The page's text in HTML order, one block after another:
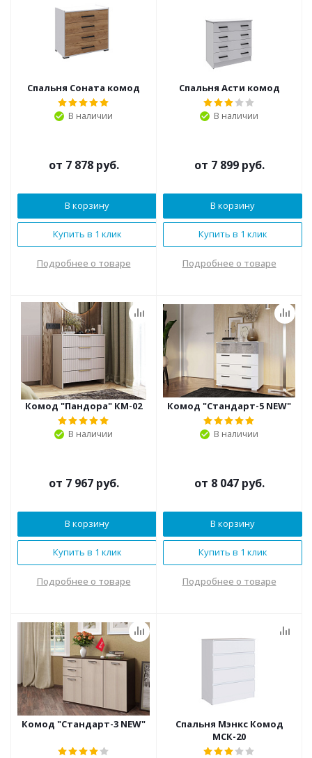
Спальня Соната комод
В наличии
от 7 878 руб.
В корзину
Купить в 1 клик
Подробнее о товаре
Спальня Асти комод
В наличии
от 7 899 руб.
В корзину
Купить в 1 клик
Подробнее о товаре
Комод "Пандора" КМ-02
В наличии
от 7 967 руб.
В корзину
Купить в 1 клик
Подробнее о товаре
Комод "Стандарт-5 NEW"
В наличии
от 8 047 руб.
В корзину
Купить в 1 клик
Подробнее о товаре
Комод "Стандарт-3 NEW"
Спальня Мэнкс Комод
МСК-20